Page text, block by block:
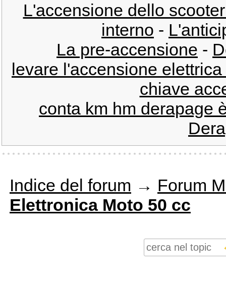
L'accensione dello
interno -
La pre-accensione -
levare l'accensione
chiave
conta km hm derapage
Indice del forum → Forum
Elettronica Moto 50 cc